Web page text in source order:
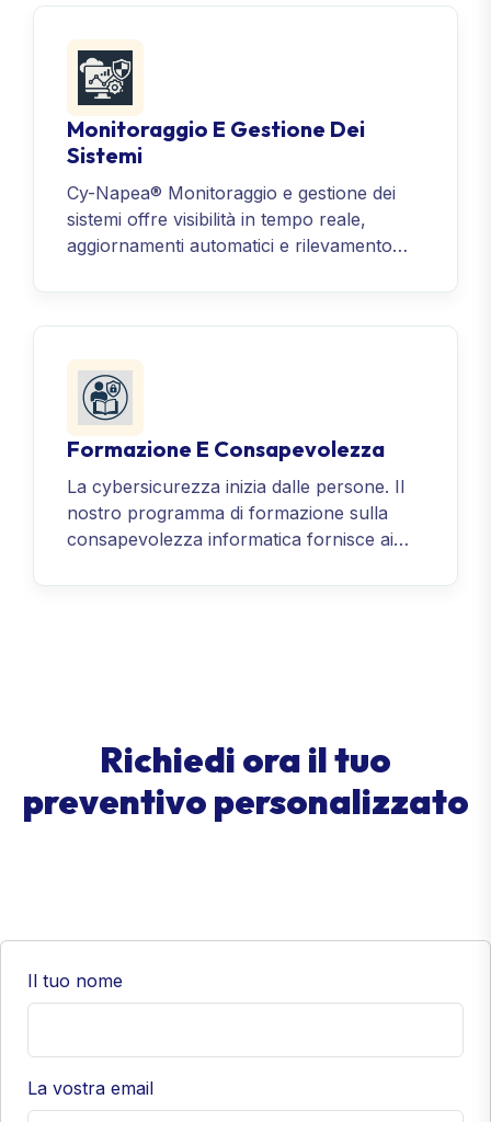
phishing, malware, spoofing e perdite di
all’archiviazione, fino alle firme
elettroniche legalmente vincolanti
conformi a eIDAS, questa soluzione
garantisce comu
Monitoraggio E Gestione Dei
Sistemi
Cy-Napea® Monitoraggio e gestione dei
sistemi offre visibilità in tempo reale,
aggiornamenti automatici e rilevamento
IT. Garantisci prestazioni ottimali, riduci i
tempi di inattività e mantieni la conformità
tuoi sistemi sicuri, efficienti e sempre sotto
controllo.
Formazione E Consapevolezza
La cybersicurezza inizia dalle persone. Il
nostro programma di formazione sulla
consapevolezza informatica fornisce ai
riconoscere phishing, ingegneria sociale e
Richiedi ora il tuo
preventivo personalizzato
Il tuo nome
La vostra email